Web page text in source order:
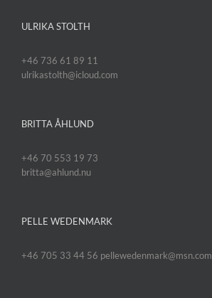
ULRIKA STOLTH
+46 736 61 89 11
ulrikastolth@icloud.com
BRITTA ÅHLUND
+46 70 553 19 73
britta@ahlund.nu
PELLE WEDENMARK
+46 705 33 44 56 pellewedenmark@msn.com